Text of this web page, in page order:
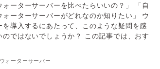
ォーターサーバーを比べたらいいの？」 「自
ーターサーバーがどれなのか知りたい」 ウ
を導入するにあたって、このような疑問を感
のではないでしょうか？ この記事では、おす
ウォーターサーバー